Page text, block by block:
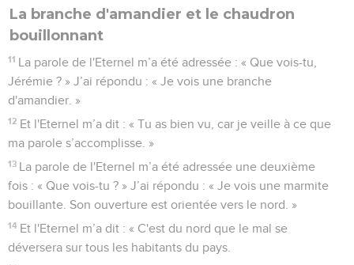
La branche d'amandier et le chaudron
bouillonnant
11 La parole de l'Eternel m’a été adressée : « Que vois-tu,
Jérémie ? » J’ai répondu : « Je vois une branche
d'amandier. »
12 Et l'Eternel m’a dit : « Tu as bien vu, car je veille à ce que
ma parole s’accomplisse. »
13 La parole de l'Eternel m’a été adressée une deuxième
fois : « Que vois-tu ? » J’ai répondu : « Je vois une marmite
bouillante. Son ouverture est orientée vers le nord. »
14 Et l'Eternel m’a dit : « C'est du nord que le mal se
déversera sur tous les habitants du pays.